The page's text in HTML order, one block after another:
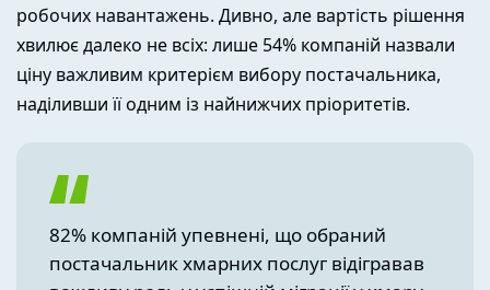
робочих навантажень. Дивно, але вартість рішення
хвилює далеко не всіх: лише 54% компаній назвали
ціну важливим критерієм вибору постачальника,
наділивши її одним із найнижчих пріоритетів.
82% компаній упевнені, що обраний
постачальник хмарних послуг відігравав